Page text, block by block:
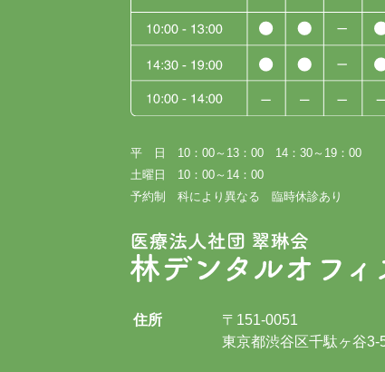
平 日 10：00～13：00 14：30～19：00
土曜日 10：00～14：00
予約制 科により異なる 臨時休診あり
住所
〒151-0051
東京都渋谷区千駄ヶ谷